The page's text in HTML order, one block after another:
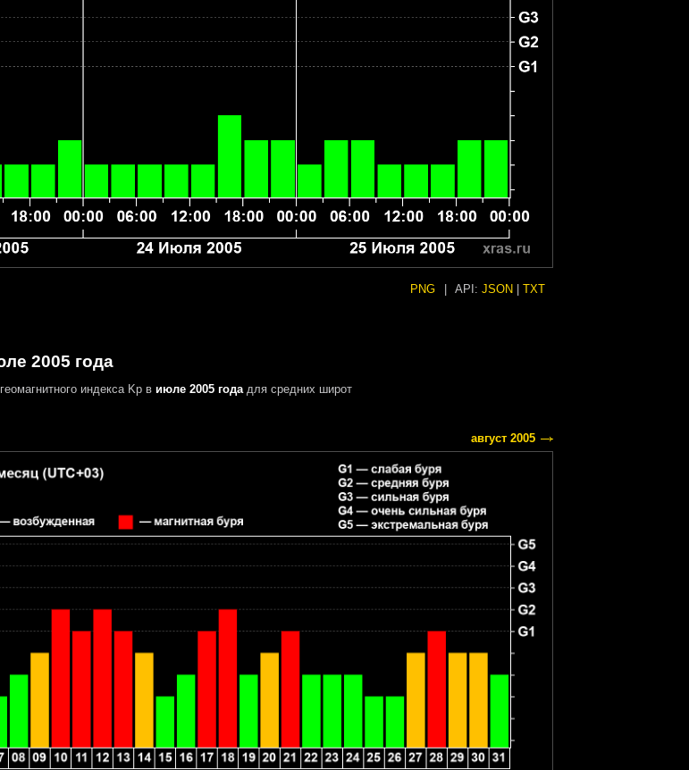
PNG API: JSON TXT
2005 года
индекса Kp в июле 2005 годадля средних широт
август 2005